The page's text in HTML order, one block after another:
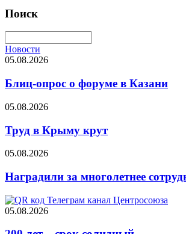
Поиск
Новости
05.08.2026
Блиц-опрос о форуме в Казани
05.08.2026
Труд в Крыму крут
05.08.2026
Наградили за многолетнее
05.08.2026